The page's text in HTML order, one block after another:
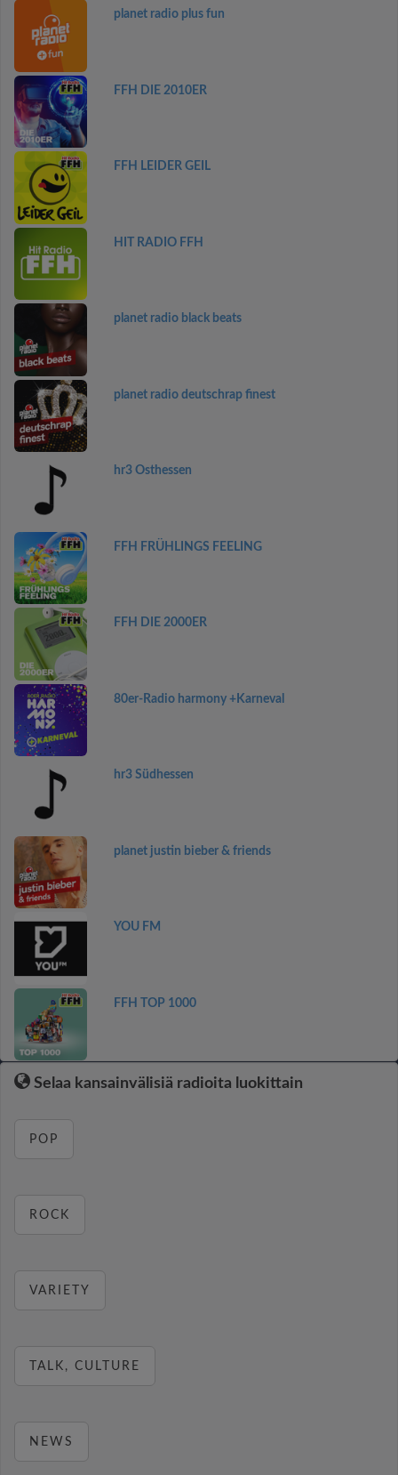
planet radio plus fun
FFH DIE 2010ER
FFH LEIDER GEIL
HIT RADIO FFH
planet radio black beats
planet radio deutschrap finest
hr3 Osthessen
FFH FRÜHLINGS FEELING
FFH DIE 2000ER
80er-Radio harmony +Karneval
hr3 Südhessen
planet justin bieber & friends
YOU FM
FFH TOP 1000
Selaa kansainvälisiä radioita luokittain
POP
ROCK
VARIETY
TALK, CULTURE
NEWS